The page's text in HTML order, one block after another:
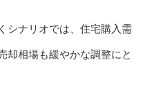
シナリオでは、住宅購入需
却相場も緩やかな調整にと